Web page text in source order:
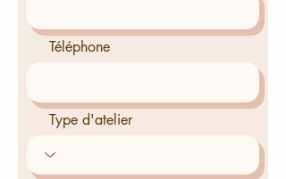
Téléphone
Type d'atelier